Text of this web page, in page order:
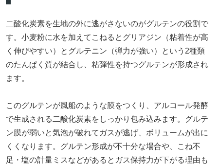
二酸化炭素を生地の外に逃がさないのがグルテンの役割で
す。小麦粉に水を加えてこねるとグリアジン（粘着性が高
く伸びやすい）とグルテニン（弾力が強い）という2種類
のたんぱく質が結合し、粘弾性を持つグルテンが形成され
ます。
このグルテンが風船のような膜をつくり、アルコール発酵
で生成される二酸化炭素をしっかり包み込みます。グルテ
ン膜が弱いと気泡が破れてガスが逃げ、ボリュームが出に
くくなります。グルテン形成が不十分な場合や、こね不
足・塩の計量ミスなどがあるとガス保持力が下がる理由も